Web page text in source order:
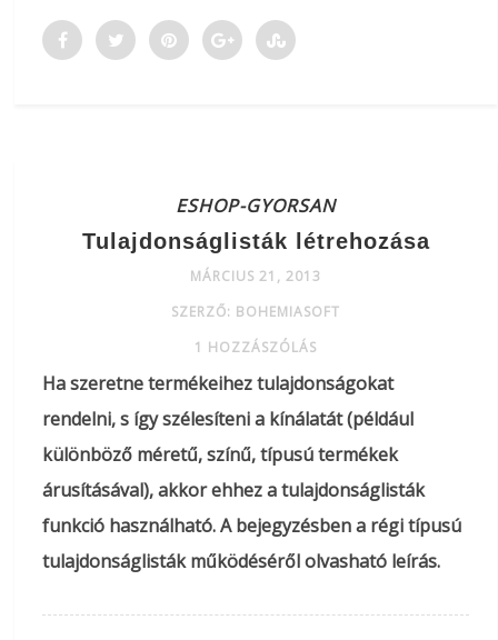
ESHOP-GYORSAN
Tulajdonságlisták létrehozása
MÁRCIUS 21, 2013
SZERZŐ: BOHEMIASOFT
1 HOZZÁSZÓLÁS
Ha szeretne termékeihez tulajdonságokat
rendelni, s így szélesíteni a kínálatát (például
különböző méretű, színű, típusú termékek
árusításával), akkor ehhez a tulajdonságlisták
funkció használható. A bejegyzésben a régi típusú
tulajdonságlisták működéséről olvasható leírás.